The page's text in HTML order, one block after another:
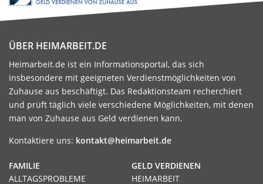
ÜBER HEIMARBEIT.DE
Heimarbeit.de ist ein Informationsportal, das sich
insbesondere mit geeigneten Verdienstmöglichkeiten von
Zuhause aus beschäftigt. Das Redaktionsteam recherchiert
und prüft täglich viele verschiedene Möglichkeiten, mit denen
man von Zuhause aus Geld verdienen kann.
Kontaktiere uns: kontakt@heimarbeit.de
GELD VERDIENEN
HEIMARBEIT
FAMILIE
ALLTAGSPROBLEME